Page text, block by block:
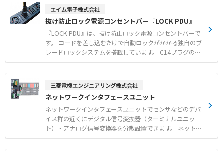
る両側での徹底した誤脱対策 ●赤と青のカラーモデルを活
用した電源のA系統およびB系統の視覚的な識別管理
タ形状に対応しています。 PSEやRoHS10に適合し、サー
バーやネットワーク機器の安定稼働に貢献します。 【特
徴】 ●面倒な取付作業や工具が不要で機器に差し込むだけ
のワンタッチロック機構 ●プラグ側とソケット側の双方で
電源の入力と出力を同時にロックする構造 ●ニーズの高い
C13やC15、C19などの多様なソケット形状のラインアッ
プ 【用途・事例】 ●PDUやUPSなどの電源出力機器とサ
ーブルの抜けが発生しやすい環境での電源保護 ●高い信頼
性が求められるデータセンターや産業用設備での安定給電
管理
エイム電子株式会社
抜け防止ロック電源コンセントバー『LOCK PDU』
『LOCK PDU』は、抜け防止ロック電源コンセントバーで
す。 コードを差し込むだけで自動ロックがかかる独自のブ
レードロックシステムを搭載しています。 C14プラグのア
ースピンをソケットの内部構造のみでしっかりと固定しま
す。 取り外す際は、赤いボタンを押しながら引くだけで簡
ック電源ケーブル（C13-C14）と組み合わせることで、A
系統やB系統の給電ラインを視覚的に判別可能です。 サー
バーラックなどの設置環境に合わせて、4ポート、10ポー
ト、16ポートのラインアップから選択できます。 【特徴】
●差し込むだけで自動ロックする独自のブレードロックシ
ステム ●赤いボタンを押しながら抜くだけのワンタッチロ
ック解除機構 ●設置環境に合わせて選べる4・10・16ポー
三菱電機エンジニアリング株式会社
ネットワークインタフェースユニット
ネットワークインタフェースユニットでセンサなどのデバ
イス群の近くにデジタル信号変換器（ターミナルユニッ
ト）・アナログ信号変換器を分散設置できます。 ネットワ
ーク経由で上位階層とデバイス群の情報をつなぎ、生産現
場の稼働データを収集・蓄積・可視化・分析し、デバイス